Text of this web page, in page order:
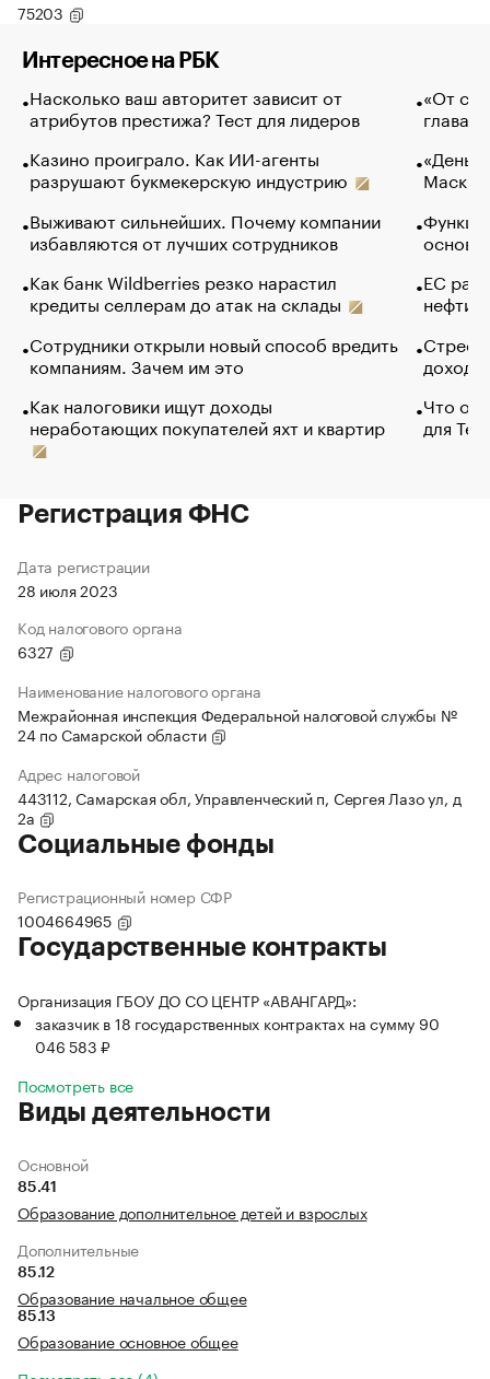
75203
Интересное на РБК
Насколько ваш авторитет зависит от
атрибутов престижа? Тест для лидеров
Казино проиграло. Как ИИ-агенты
разрушают букмекерскую индустрию
Выживают сильнейших. Почему компании
избавляются от лучших сотрудников
Как банк Wildberries резко нарастил
кредиты селлерам до атак на склады
Сотрудники открыли новый способ вредить
компаниям. Зачем им это
Как налоговики ищут доходы
неработающих покупателей яхт и квартир
«От
глава
Маск в
основ
ЕС
нефти
Что
для
Регистрация ФНС
Дата регистрации
28 июля 2023
Код налогового органа
6327
Наименование налогового органа
Межрайонная инспекция Федеральной налоговой службы №
24 по Самарской области
Адрес налоговой
443112, Самарская обл, Управленческий п, Сергея Лазо ул, д
2а
Социальные фонды
Регистрационный номер СФР
1004664965
Государственные контракты
Организация ГБОУ ДО СО ЦЕНТР «АВАНГАРД»:
заказчик в 18 государственных контрактах на сумму 90
046 583 ₽
Посмотреть все
Виды деятельности
Основной
85.41
Образование дополнительное детей и взрослых
Дополнительные
85.12
Образование начальное общее
85.13
Образование основное общее